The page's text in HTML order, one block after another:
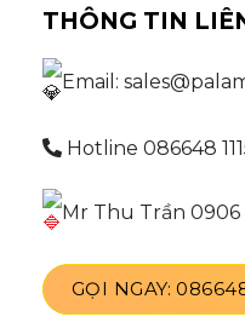
THÔNG TIN
Email:
Hotline 086648
Mr Thu Trần 0906
GỌI NGAY: